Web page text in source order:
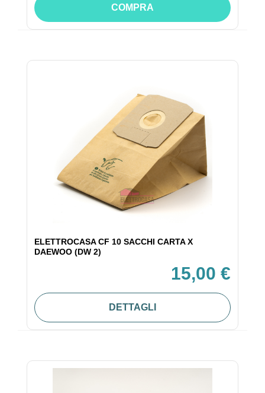
COMPRA
ELETTROCASA CF 10 SACCHI CARTA X
DAEWOO (DW 2)
15,00 €
DETTAGLI